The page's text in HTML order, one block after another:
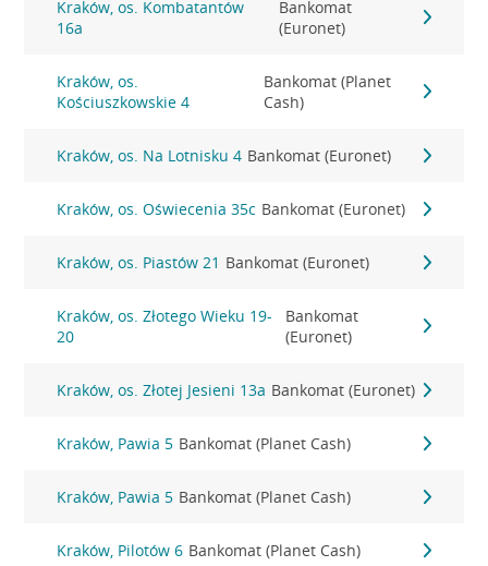
Kraków, os. Kombatantów
16a
Bankomat
(Euronet)
Kraków, os.
Kościuszkowskie 4
Bankomat (Planet
Cash)
Kraków, os. Na Lotnisku 4 Bankomat (Euronet)
Kraków, os. Oświecenia 35c Bankomat (Euronet)
Kraków, os. Piastów 21 Bankomat (Euronet)
Kraków, os. Złotego Wieku 19-
20
Bankomat
(Euronet)
Kraków, os. Złotej Jesieni 13a Bankomat (Euronet)
Kraków, Pawia 5 Bankomat (Planet Cash)
Kraków, Pawia 5 Bankomat (Planet Cash)
Kraków, Pilotów 6 Bankomat (Planet Cash)